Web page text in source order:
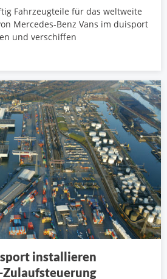
Fahrzeugteile für das weltweite
Mercedes-Benz Vans im duisport
und verschiffen
installieren